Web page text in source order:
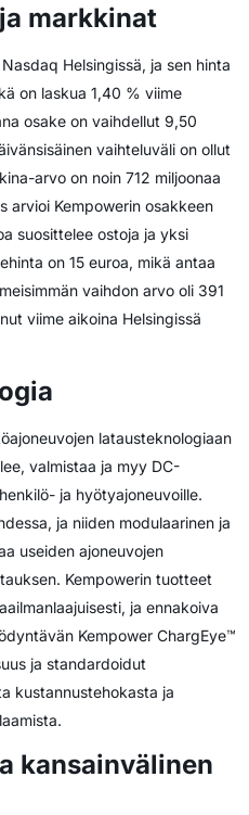
markkinat
Helsingissä, ja sen hinta
on laskua 1,40 % viime
osake on vaihdellut 9,50
vaihteluväli on ollut
arvo on noin 712 miljoonaa
arvioi Kempowerin osakkeen
suosittelee ostoja ja yksi
on 15 euroa, mikä antaa
vaihdon arvo oli 391
viime aikoina Helsingissä
latausteknologiaan
valmistaa ja myy DC-
ja hyötyajoneuvoille.
ja niiden modulaarinen ja
useiden ajoneuvojen
Kempowerin tuotteet
ja ennakoiva
Kempower ChargEye™
ja standardoidut
kustannustehokasta ja
kansainvälinen